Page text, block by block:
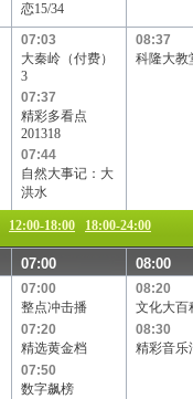
恋15/34
07:03
大秦岭（付费）
3
07:37
精彩多看点
201318
07:44
自然大事记：大
洪水
08:37
科隆大教
12:00-18:00 18:00-24:00
07:00 08:00
07:00
整点冲击播
07:20
精选黄金档
07:50
数字飙榜
08:20
文化大百
08:30
精彩音乐